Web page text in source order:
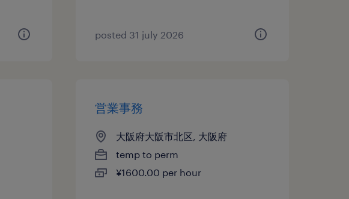
posted 31 july 2026
営業事務
大阪府大阪市北区, 大阪府
temp to perm
¥1600.00 per hour